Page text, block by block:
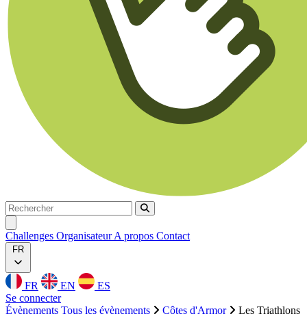
Rechercher
Rechercher
Challenges OrganisateurA propos Contact
FR
FR EN
ES
Se connecter
Évènements Tous les évènements Côtes d'Armor
Les Triathlons